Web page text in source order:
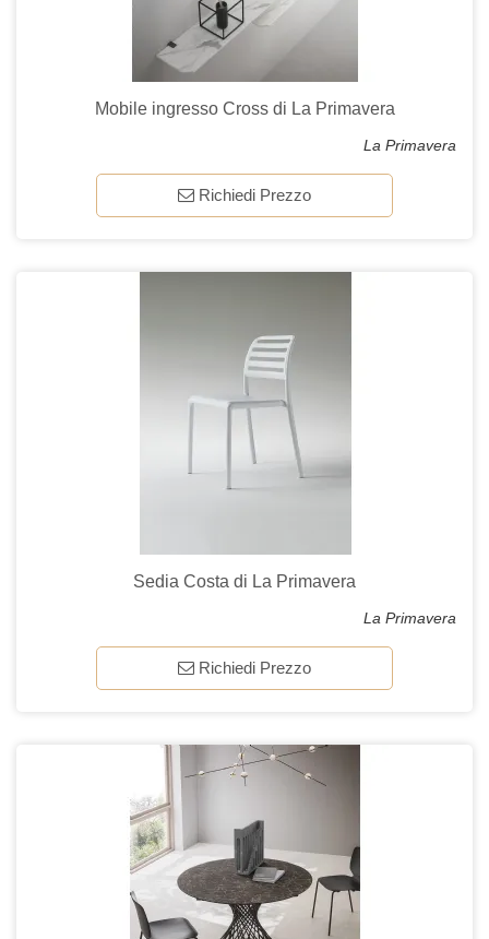
Mobile ingresso Cross di La Primavera
La Primavera
Richiedi Prezzo
Sedia Costa di La Primavera
La Primavera
Richiedi Prezzo